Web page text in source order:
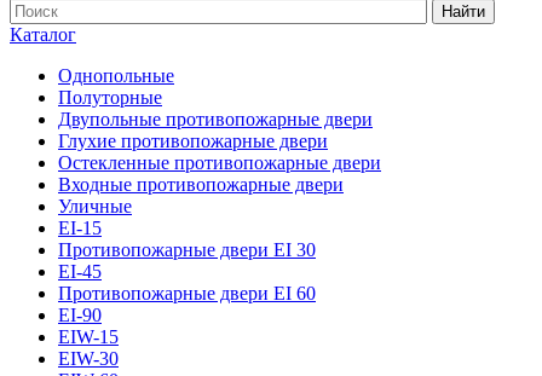
Найти
Каталог
Однопольные
Полуторные
Двупольные противопожарные двери
Глухие противопожарные двери
Остекленные противопожарные двери
Входные противопожарные двери
Уличные
EI-15
Противопожарные двери EI 30
EI-45
Противопожарные двери EI 60
EI-90
EIW-15
EIW-30